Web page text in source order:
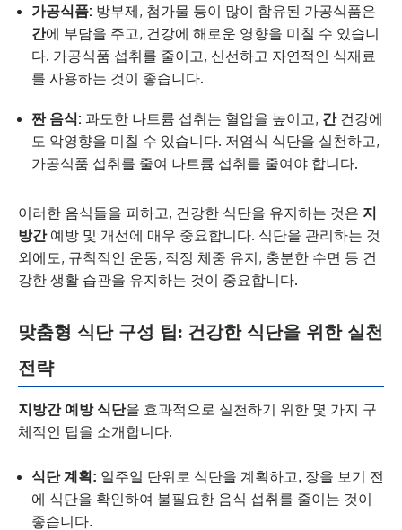
가공식품: 방부제, 첨가물 등이 많이 함유된 가공식품은
간에 부담을 주고, 건강에 해로운 영향을 미칠 수 있습니
다. 가공식품 섭취를 줄이고, 신선하고 자연적인 식재료
를 사용하는 것이 좋습니다.
짠 음식: 과도한 나트륨 섭취는 혈압을 높이고, 간건강에
도 악영향을 미칠 수 있습니다. 저염식 식단을 실천하고,
가공식품 섭취를 줄여 나트륨 섭취를 줄여야 합니다.
이러한 음식들을 피하고, 건강한 식단을 유지하는 것은 지
방간예방 및 개선에 매우 중요합니다. 식단을 관리하는 것
외에도, 규칙적인 운동, 적정 체중 유지, 충분한 수면 등 건
강한 생활 습관을 유지하는 것이 중요합니다.
맞춤형 식단 구성 팁: 건강한 식단을 위한 실천
전략
지방간 예방 식단을 효과적으로 실천하기 위한 몇 가지 구
체적인 팁을 소개합니다.
식단 계획: 일주일 단위로 식단을 계획하고, 장을 보기 전
에 식단을 확인하여 불필요한 음식 섭취를 줄이는 것이
좋습니다.